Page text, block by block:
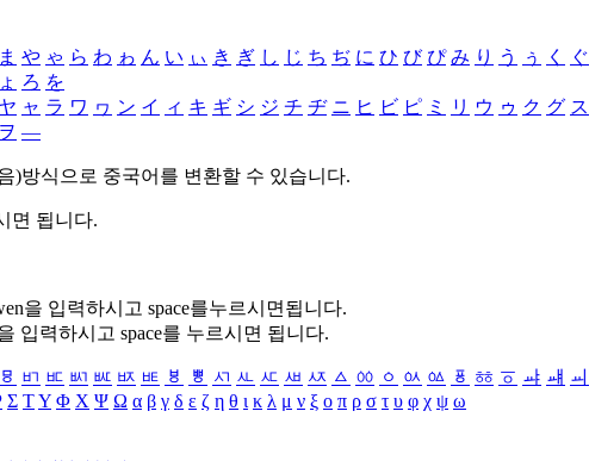
ま や ゃ ら わ ゎ ん い ぃ き ぎ し じ ち ぢ に ひ び ぴ み り う ぅ く ぐ
ょ ろ を
ヤ ャ ラ ワ ヮ ン イ ィ キ ギ シ ジ チ ヂ ニ ヒ ビ ピ ミ リ ウ ゥ ク グ ス
ヲ ―
)방식으로 중국어를 변환할 수 있습니다.
면 됩니다.
을 입력하시고 space를누르시면됩니다.
입력하시고 space를 누르시면 됩니다.
ㅱ ㅲ ㅳ ㅴ ㅵ ㅶ ㅷ ㅸ ㅹ ㅺ ㅻ ㅼ ㅽ ㅾ ㅿ ㆀ ㆁ ㆂ ㆃ ㆄ ㆅ ㆆ ㆇ ㆈ ㆉ
Σ ΤΥ Φ Χ Ψ Ω α β γ δ ε ζ η θ ι κ λ μ ν ξ ο π ρ σ τ υ φ χ ψ ω